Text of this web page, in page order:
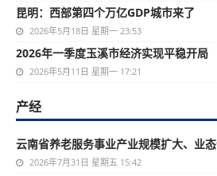
昆明：西部第四个万亿GDP城市来了
2026年5月18日 星期一 23:53
2026年一季度玉溪市经济实现平稳开局
2026年5月11日 星期一 17:21
产经
云南省养老服务事业产业规模扩大、业
2026年7月31日 星期五 15:42